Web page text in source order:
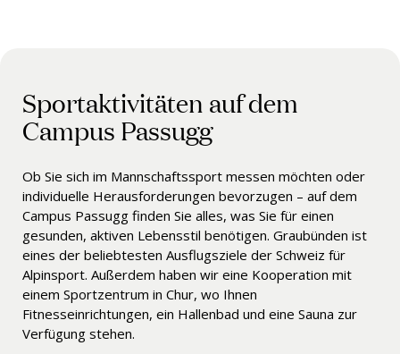
Sportaktivitäten auf dem
Campus Passugg
Ob Sie sich im Mannschaftssport messen möchten oder
individuelle Herausforderungen bevorzugen – auf dem
Campus Passugg finden Sie alles, was Sie für einen
gesunden, aktiven Lebensstil benötigen. Graubünden ist
eines der beliebtesten Ausflugsziele der Schweiz für
Alpinsport. Außerdem haben wir eine Kooperation mit
einem Sportzentrum in Chur, wo Ihnen
Fitnesseinrichtungen, ein Hallenbad und eine Sauna zur
Verfügung stehen.